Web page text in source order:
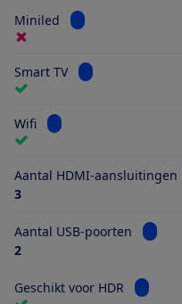
Miniled Bekijk informatie
Smart TV Bekijk informatie
Wifi Bekijk informatie voor
Aantal HDMI-aansluitingen
3
Aantal USB-poorten
Bekijk
2
Geschikt voor HDR Bekijk